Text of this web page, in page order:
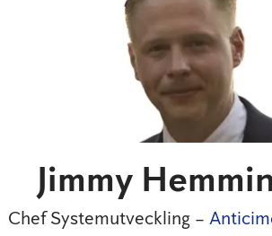
Jimmy
Chef Systemutveckling –